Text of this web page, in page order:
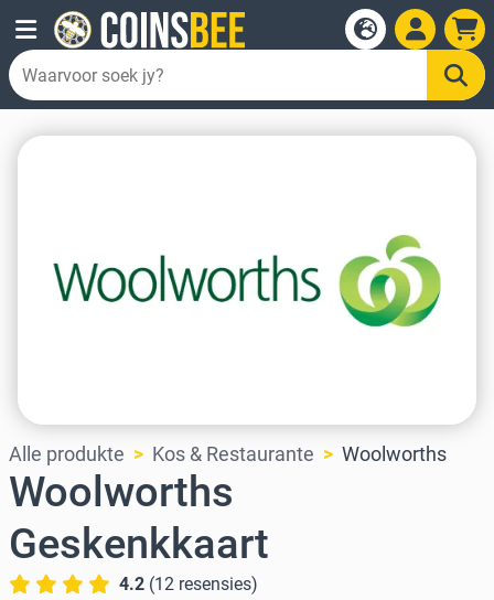
Alle produkte Kos & Restaurante Woolworths
Woolworths
Geskenkkaart
4.2 (12 resensies)